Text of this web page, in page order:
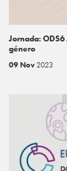
Jornada:
género
09 Nov 2023